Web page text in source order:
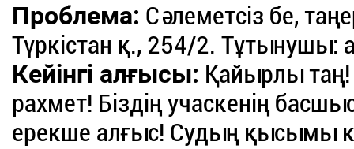
Проблема: Сәлеметсіз бе,
Түркістан қ., 254/2. Тұтынушы:
Кейінгі алғысы: Қайырлы таң!
рахмет! Біздің учаскенің
ерекше алғыс! Судың қысымы